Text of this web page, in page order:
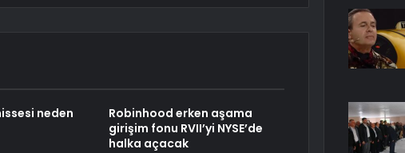
neden
Robinhood erken aşama
girişim fonu RVII’yi NYSE’de
halka açacak